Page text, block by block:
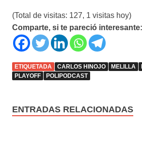
(Total de visitas: 127, 1 visitas hoy)
Comparte, si te pareció interesante:
ETIQUETADA CARLOS HINOJO MELILLA
PLAYOFF
POLIPODCAST
ENTRADAS RELACIONADAS